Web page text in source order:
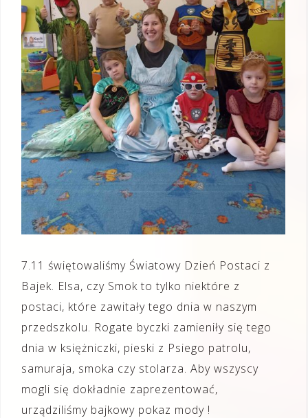
7.11 świętowaliśmy Światowy Dzień Postaci z
Bajek. Elsa, czy Smok to tylko niektóre z
postaci, które zawitały tego dnia w naszym
przedszkolu. Rogate byczki zamieniły się tego
dnia w księżniczki, pieski z Psiego patrolu,
samuraja, smoka czy stolarza. Aby wszyscy
mogli się dokładnie zaprezentować,
urządziliśmy bajkowy pokaz mody !